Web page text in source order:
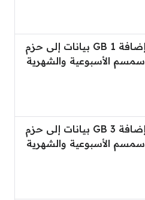
إضافة 1 GB بيانات إلى حزم
سمسم الأسبوعية والشهرية
إضافة 3 GB بيانات إلى حزم
سمسم الأسبوعية والشهرية